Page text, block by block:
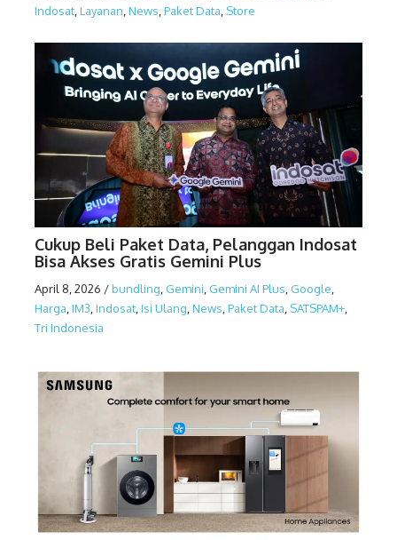
Indosat Layanan News Paket Data Store
Cukup Beli Paket Data, Pelanggan Indosat
Bisa Akses Gratis Gemini Plus
April 8, 2026 /bundling, Gemini, Gemini AI Plus, Google,
Harga,IM3,Indosat,Isi Ulang,News,Paket Data, SATSPAM+,
Tri Indonesia